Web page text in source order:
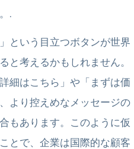
.
という目立つボタンが世界
と考えるかもしれません。
細はこちら」や「まずは価
より控えめなメッセージの
もあります。このように仮
とで、企業は国際的な顧客